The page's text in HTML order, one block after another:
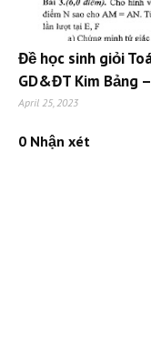
Đề học sinh giỏi
GD&ĐT Kim Bảng
April 25, 2023
0 Nhận xét